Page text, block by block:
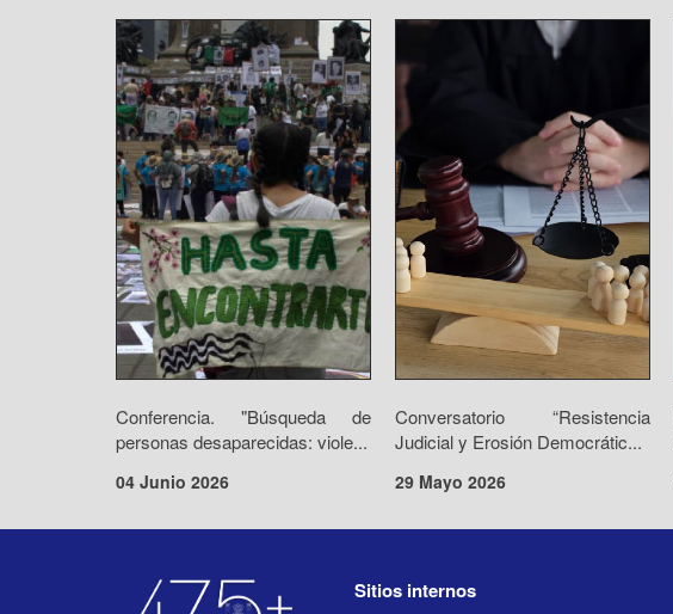
Conferencia. "Búsqueda de
personas desaparecidas: viole...
04 Junio 2026
Conversatorio “Resistencia
Judicial y Erosión Democrátic...
29 Mayo 2026
Sitios internos